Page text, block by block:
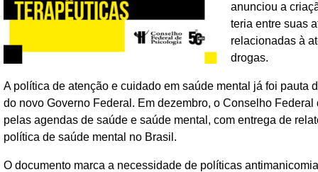
anunciou a
teria entre suas
relacionadas à
drogas.
A política de atenção e cuidado em saúde mental já foi
do novo Governo Federal. Em dezembro, o Conselho
pelas agendas de saúde e saúde mental, com entrega de
política de saúde mental no Brasil.
O documento marca a necessidade de políticas